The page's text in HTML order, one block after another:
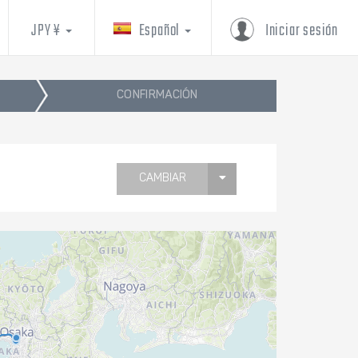
Iniciar sesión
Español
JPY ¥
CONFIRMACIÓN
CAMBIAR